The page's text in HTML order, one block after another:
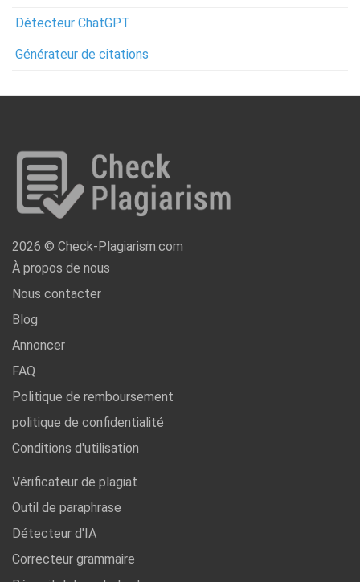
Détecteur ChatGPT
Générateur de citations
2026 © Check-Plagiarism.com
À propos de nous
Nous contacter
Blog
Annoncer
FAQ
Politique de remboursement
politique de confidentialité
Conditions d'utilisation
Vérificateur de plagiat
Outil de paraphrase
Détecteur d'IA
Correcteur grammaire